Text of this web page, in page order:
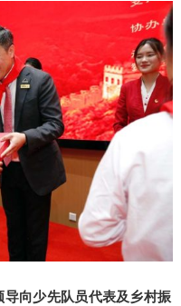
向少先队员代表及乡村振